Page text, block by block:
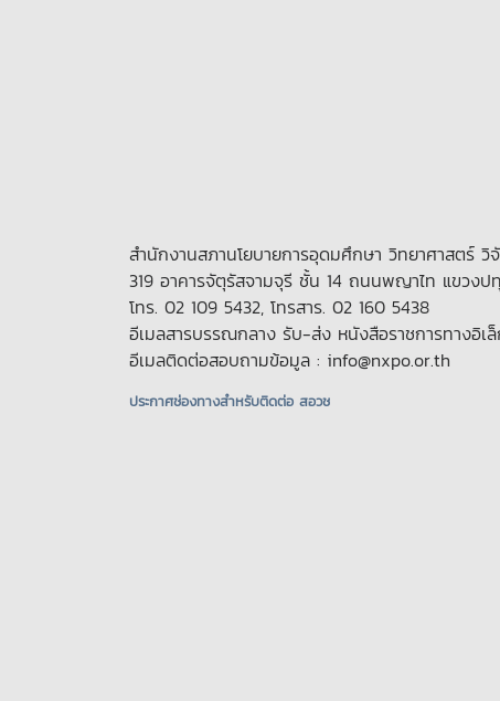
สำนักงานสภานโยบายการอุดมศึกษา วิทยาศาสตร์ วิ
319 อาคารจัตุรัสจามจุรี ชั้น 14 ถนนพญาไท แขวง
โทร. 02 109 5432, โทรสาร. 02 160 5438
อีเมลสารบรรณกลาง รับ-ส่ง หนังสือราชการทางอิเ
อีเมลติดต่อสอบถามข้อมูล : info@nxpo.or.th
ประกาศช่องทางสําหรับติดต่อ สอวช